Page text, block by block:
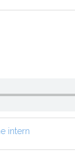
intern